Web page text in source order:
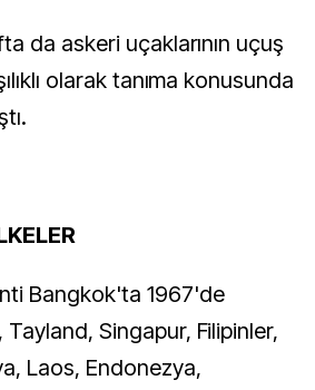
da askeri uçaklarının uçuş
olarak tanıma konusunda
Bangkok'ta 1967'de
Singapur, Filipinler,
Laos, Endonezya,